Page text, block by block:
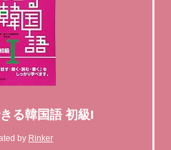
る韓国語 初級I
by Rinker